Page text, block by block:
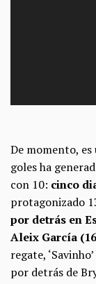
De momento,
goles ha
con 10: cinco
protagonizado
por detrás en
Aleix García
regate,
por detrás de